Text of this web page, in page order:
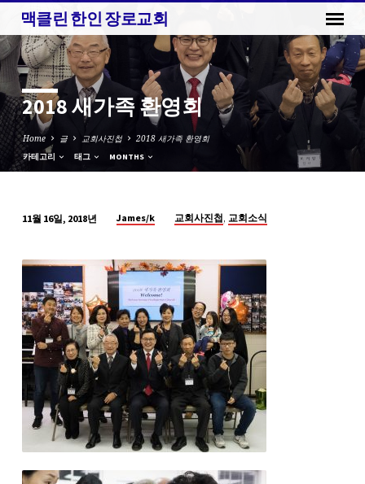
맥클린 한인 장로교회
2018 새가족 환영회
Home 글 교회사진첩 2018 새가족 환영회
카테고리 태그 MONTHS
새
족
환
영
회
11월 16일, 2018년 James/k 교회사진첩, 교회소식